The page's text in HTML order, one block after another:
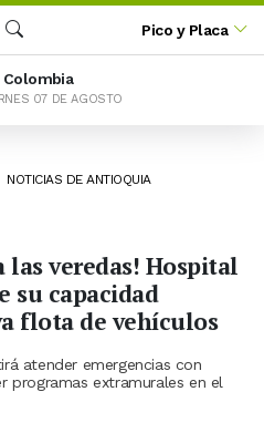
Buscar
Pico y Placa
Colombia
07 DE AGOSTO
NOTICIAS DE ANTIOQUIA
las veredas! Hospital
su capacidad
flota de vehículos
atender emergencias con
programas extramurales en el